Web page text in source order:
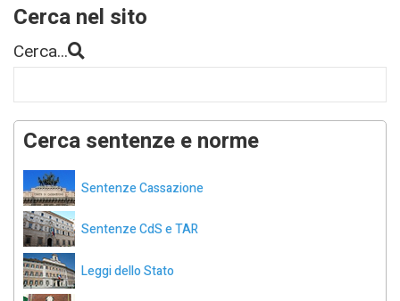
Cerca nel sito
Cerca...
Cerca sentenze e norme
Sentenze Cassazione
Sentenze CdS e TAR
Leggi dello Stato